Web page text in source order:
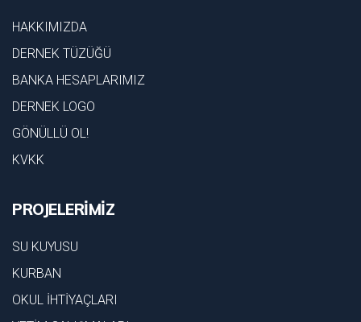
HAKKIMIZDA
DERNEK TÜZÜĞÜ
BANKA HESAPLARIMIZ
DERNEK LOGO
GÖNÜLLÜ OL!
KVKK
PROJELERİMİZ
SU KUYUSU
KURBAN
OKUL İHTİYAÇLARI